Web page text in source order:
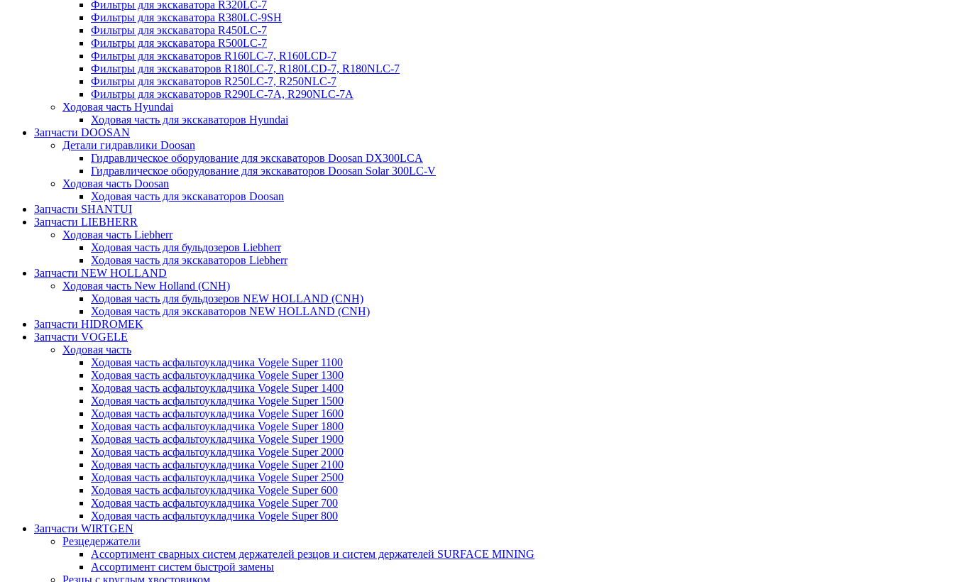
Фильтры для экскаватора R320LC-7
Фильтры для экскаватора R380LC-9SH
Фильтры для экскаватора R450LC-7
Фильтры для экскаватора R500LC-7
Фильтры для экскаваторов R160LC-7, R160LCD-7
Фильтры для экскаваторов R180LC-7, R180LCD-7, R180NLC-7
Фильтры для экскаваторов R250LC-7, R250NLC-7
Фильтры для экскаваторов R290LC-7A, R290NLC-7A
Ходовая часть Hyundai
Ходовая часть для экскаваторов Hyundai
Запчасти DOOSAN
Детали гидравлики Doosan
Гидравлическое оборудование для экскаваторов Doosan DX300LCA
Гидравлическое оборудование для экскаваторов Doosan Solar 300LC-V
Ходовая часть Doosan
Ходовая часть для экскаваторов Doosan
Запчасти SHANTUI
Запчасти LIEBHERR
Ходовая часть Liebherr
Ходовая часть для бульдозеров Liebherr
Ходовая часть для экскаваторов Liebherr
Запчасти NEW HOLLAND
Ходовая часть New Holland (CNH)
Ходовая часть для бульдозеров NEW HOLLAND (CNH)
Ходовая часть для экскаваторов NEW HOLLAND (CNH)
Запчасти HIDROMEK
Запчасти VOGELE
Ходовая часть
Ходовая часть асфальтоукладчика Vogele Super 1100
Ходовая часть асфальтоукладчика Vogele Super 1300
Ходовая часть асфальтоукладчика Vogele Super 1400
Ходовая часть асфальтоукладчика Vogele Super 1500
Ходовая часть асфальтоукладчика Vogele Super 1600
Ходовая часть асфальтоукладчика Vogele Super 1800
Ходовая часть асфальтоукладчика Vogele Super 1900
Ходовая часть асфальтоукладчика Vogele Super 2000
Ходовая часть асфальтоукладчика Vogele Super 2100
Ходовая часть асфальтоукладчика Vogele Super 2500
Ходовая часть асфальтоукладчика Vogele Super 600
Ходовая часть асфальтоукладчика Vogele Super 700
Ходовая часть асфальтоукладчика Vogele Super 800
Запчасти WIRTGEN
Резцедержатели
Ассортимент сварных систем держателей резцов и систем держателей SURFACE MINING
Ассортимент систем быстрой замены
Резцы с круглым хвостовиком